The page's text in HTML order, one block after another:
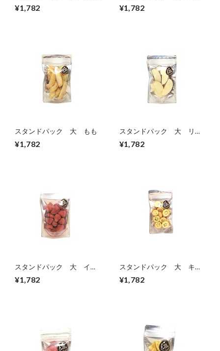
¥1,782 ¥1,782
スタンドパック 大 もも
¥1,782
スタンドパック 大 リン
¥1,782
スタンドパック 大 イチ
¥1,782
スタンドパック 大 キン
¥1,782